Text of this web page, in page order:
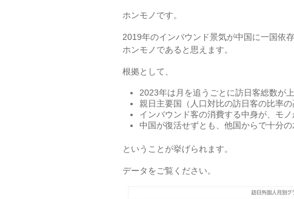
ホンモノです。
2019年のインバウンド景気が中国に一国依
ホンモノであると思えます。
根拠として、
2023年は月を追うごとに訪日客総数が
親日主要国（人口対比の訪日客の比率
インバウンド客の消費する中身が、モ
中国が復活せずとも、他国からで十分
ということが挙げられます。
データをご覧ください。